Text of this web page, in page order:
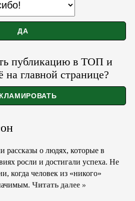
публикацию в ТОП и
на главной странице?
рассказы о людях, которые в
росли и достигали успеха. Не
когда человек из «никого»
Читать далее »